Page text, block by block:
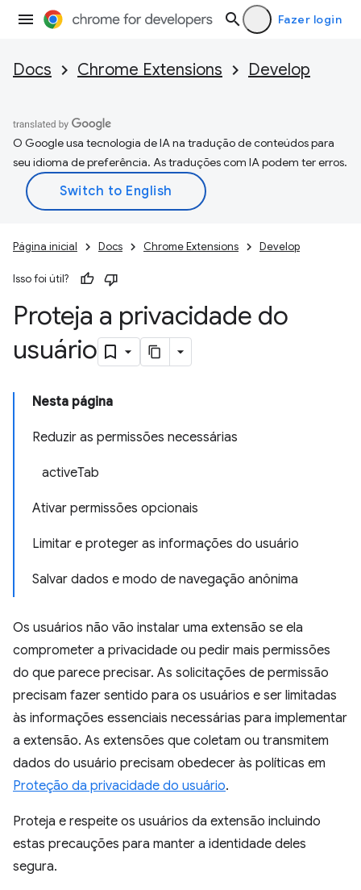
Fazer login
Docs Chrome Extensions Develop
O Google usa tecnologia de IA na tradução de conteúdos para
seu idioma de preferência. As traduções com IA podem ter erros.
Página inicial Docs Chrome Extensions Develop
Isso foi útil?
Proteja a privacidade do
usuário
Nesta página
Reduzir as permissões necessárias
activeTab
Ativar permissões opcionais
Limitar e proteger as informações do usuário
Salvar dados e modo de navegação anônima
Os usuários não vão instalar uma extensão se ela
comprometer a privacidade ou pedir mais permissões
do que parece precisar. As solicitações de permissão
precisam fazer sentido para os usuários e ser limitadas
às informações essenciais necessárias para implementar
a extensão. As extensões que coletam ou transmitem
dados do usuário precisam obedecer às políticas em
Proteção da privacidade do usuário.
Proteja e respeite os usuários da extensão incluindo
estas precauções para manter a identidade deles
segura.